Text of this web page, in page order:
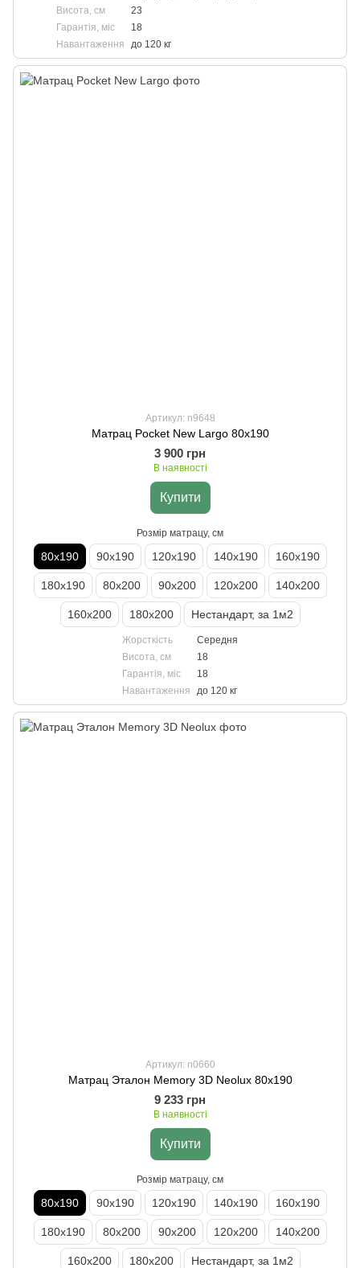
Висота, см
23
Гарантія, міс
18
Навантаження
до 120 кг
Артикул: n9648
Матрац Pocket New Largo 80х190
3 900 грн
В наявності
Купити
Розмір матрацу, см
80х190 90х190 120х190 140х190 160х190
180х190 80х200 90х200 120х200 140х200
160х200 180х200 Нестандарт, за 1м2
Жорсткість
Середня
Висота, см
18
Гарантія, міс
18
Навантаження
до 120 кг
Артикул: n0660
Матрац Эталон Memory 3D Neolux 80х190
9 233 грн
В наявності
Купити
Розмір матрацу, см
80х190 90х190 120х190 140х190 160х190
180х190 80х200 90х200 120х200 140х200
160х200 180х200 Нестандарт, за 1м2